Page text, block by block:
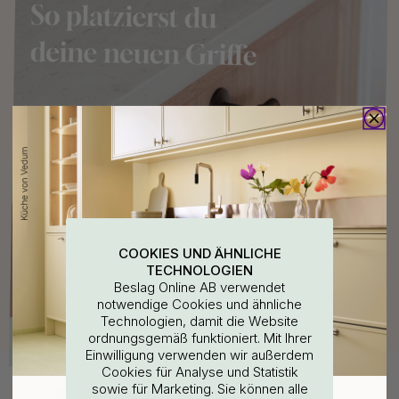
Kaufen Sie zusammen mit
COOKIES UND ÄHNLICHE
TECHNOLOGIEN
Beslag Online AB verwendet
notwendige Cookies und ähnliche
Technologien, damit die Website
ordnungsgemäß funktioniert. Mit Ihrer
Einwilligung verwenden wir außerdem
Cookies für Analyse und Statistik
sowie für Marketing. Sie können alle
WOULD YOU RATHER VISIT?